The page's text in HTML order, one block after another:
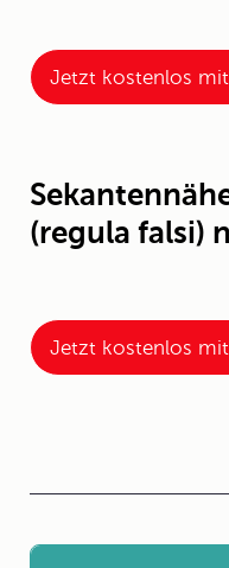
Jetzt kostenlos
(regula falsi)
Jetzt kostenlos